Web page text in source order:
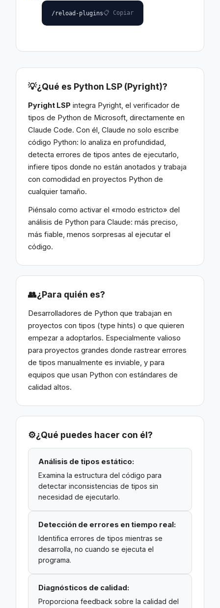
/reload-plugins📋 Copiar
💡¿Qué es Python LSP (Pyright)?
Pyright LSP integra Pyright, el verificador de
tipos de Python de Microsoft, directamente en
Claude Code. Con él, Claude no solo escribe
código Python: lo analiza en profundidad,
detecta errores de tipos antes de ejecutarlo,
infiere tipos donde no están anotados y trabaja
con comodidad en proyectos Python de
cualquier tamaño.
Piénsalo como activar el «modo estricto» del
análisis de Python para Claude: más preciso,
más fiable, menos sorpresas al ejecutar el
código.
👥¿Para quién es?
Desarrolladores de Python que trabajan en
proyectos con tipos (type hints) o que quieren
empezar a adoptarlos. Especialmente valioso
para proyectos grandes donde rastrear errores
de tipos manualmente es inviable, y para
equipos que usan Python con estándares de
calidad altos.
⚙️¿Qué puedes hacer con él?
Análisis de tipos estático:
Examina la estructura del código para
detectar inconsistencias de tipos sin
necesidad de ejecutarlo.
Detección de errores en tiempo real:
Identifica errores de tipos mientras se
desarrolla, no cuando se ejecuta el
programa.
Diagnósticos de calidad:
Proporciona feedback sobre la calidad del